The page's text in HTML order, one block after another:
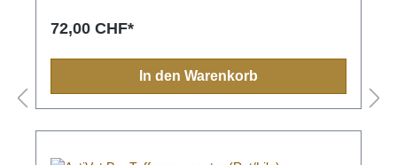
72,00 CHF*
In den Warenkorb